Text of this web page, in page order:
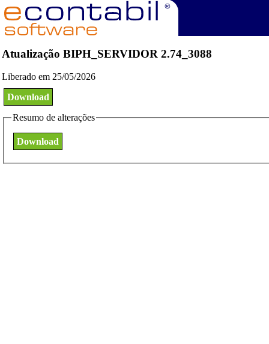
Atualização BIPH_SERVIDOR 2.74_3088
Liberado em 25/05/2026
Download
Resumo de alterações
Download